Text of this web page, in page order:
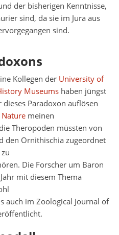
der bisherigen Kenntnisse,
sind, da sie im Jura aus
sind.
Kollegen der University of
Museums haben jüngst
Paradoxon auflösen
Nature meinen
Theropoden müssten von
den Ornithischia zugeordnet
Die Forscher um Baron
mit diesem Thema
auch im Zoological Journal of